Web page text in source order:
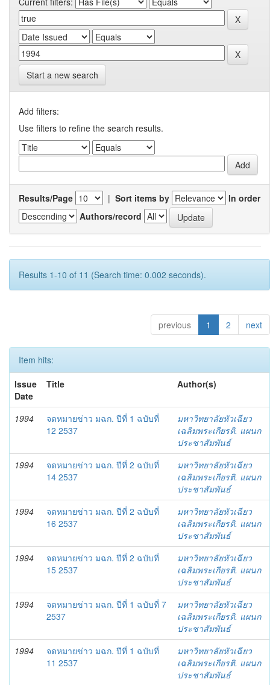
Start a new search
Add filters:
Use filters to refine the search results.
Results/Page | Sort items by
In order
Authors/record
Results 1-10 of 11 (Search time: 0.002 seconds).
previous 1 2 next
Item hits:
Issue
Date
Title Author(s)
1994
จดหมายข่าว มฉก. ปีที่ 1 ฉบับที่
12 2537
มหาวิทยาลัยหัวเฉียว
เฉลิมพระเกียรติ. แผนก
ประชาสัมพันธ์
1994
จดหมายข่าว มฉก. ปีที่ 2 ฉบับที่
14 2537
มหาวิทยาลัยหัวเฉียว
เฉลิมพระเกียรติ. แผนก
ประชาสัมพันธ์
1994
จดหมายข่าว มฉก. ปีที่ 2 ฉบับที่
16 2537
มหาวิทยาลัยหัวเฉียว
เฉลิมพระเกียรติ. แผนก
ประชาสัมพันธ์
1994
จดหมายข่าว มฉก. ปีที่ 2 ฉบับที่
15 2537
มหาวิทยาลัยหัวเฉียว
เฉลิมพระเกียรติ. แผนก
ประชาสัมพันธ์
1994
จดหมายข่าว มฉก. ปีที่ 1 ฉบับที่ 7
2537
มหาวิทยาลัยหัวเฉียว
เฉลิมพระเกียรติ. แผนก
ประชาสัมพันธ์
1994
จดหมายข่าว มฉก. ปีที่ 1 ฉบับที่
11 2537
มหาวิทยาลัยหัวเฉียว
เฉลิมพระเกียรติ. แผนก
ประชาสัมพันธ์